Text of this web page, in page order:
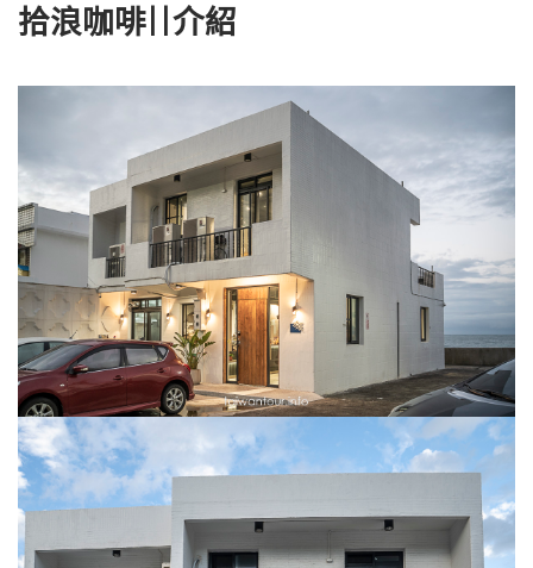
拾浪咖啡||介紹